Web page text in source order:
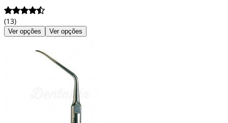
(13)
Ver opções Ver opções